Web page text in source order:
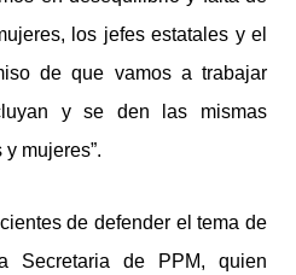
los jefes estatales y el
de que vamos a trabajar
y se den las mismas
mujeres”.
de defender el tema de
Secretaria de PPM, quien